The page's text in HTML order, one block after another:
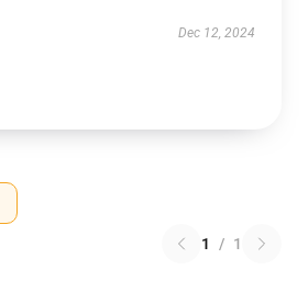
Dec 12, 2024
1 / 1